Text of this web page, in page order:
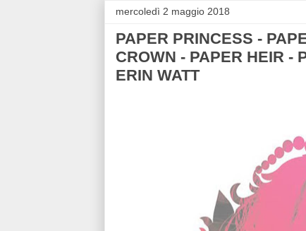
mercoledì 2 maggio 2018
PAPER PRINCESS -
CROWN - PAPER HEIR -
ERIN WATT